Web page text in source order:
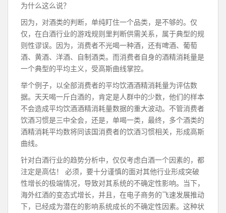
为什么这么说？
因为，对酒类的判断，单纯盯住一个品类，是不够的。仅
仅，在白酒行业的游戏规则里判断供需关系，属于典型的规
则性谬误。因为，消费者不光喝一种酒，还有啤酒、葡萄
酒、黄酒、洋酒、自制酒类。而消费者自身的酒精消耗量是
一个典型的平均主义，受高斯曲线掌控。
举个例子，以全部消费者的平均饮酒酒精消耗量为评估数
据。天天喝一斤白酒的，肯定是人群中的少数，他们的样本
不会造成平均饮酒酒精消耗量数据的重大波动。不管消费者
饮酒习惯是三中全会，还是，单喝一类，最终，多个酒类的
酒精消耗平均数将同该国消费者的饮酒习惯相关，形成高斯
曲线。
针对白酒行业的趋势分析中，仅仅考虑白酒一个因素的，都
注定是高估！ 必须，要十分谨慎的面对其他行业形成突破
性增长的极端情况，导致对其系统的不确定性影响。当下，
海外红酒的变态式增长，并且，在电子商务的飞速发展推动
下，已经成为潜在的影响系统成长的不确定性因素。这种状